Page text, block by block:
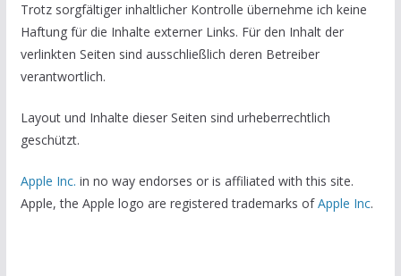
Trotz sorgfältiger inhaltlicher Kontrolle übernehme ich keine
Haftung für die Inhalte externer Links. Für den Inhalt der
verlinkten Seiten sind ausschließlich deren Betreiber
verantwortlich.
Layout und Inhalte dieser Seiten sind urheberrechtlich
geschützt.
Apple Inc. in no way endorses or is affiliated with this site.
Apple, the Apple logo are registered trademarks ofApple Inc.